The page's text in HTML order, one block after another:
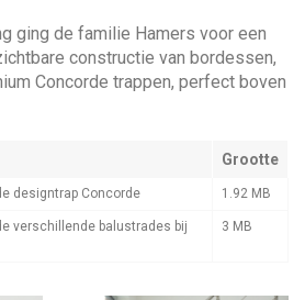
ging de familie Hamers voor een
constructie van bordessen,
Concorde trappen, perfect boven
Grootte
designtrap Concorde 1.92 MB
verschillende balustrades bij
3 MB